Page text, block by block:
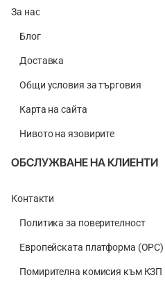
За нас
Блог
Доставка
Общи условия за търговия
Карта на сайта
Нивото на язовирите
ОБСЛУЖВАНЕ НА КЛИЕНТИ
Контакти
Политика за поверителност
Европейската платформа (ОРС)
Помирителна комисия към КЗП